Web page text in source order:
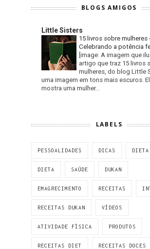
BLOGS AMIGOS
Little Sisters
15 livros sobre mulheres
Celebrando a potência
[image: A imagem que
artigo que traz 15 livros
mulheres, do blog Little
uma imagem em tons mais escuros.
mostra uma mulher...
LABELS
PESSOALIDADES DICAS DIETA
DIETA SAÚDE DUKAN
EMAGRECIMENTO RECEITAS
RECEITAS DUKAN VÍDEOS
ATIVIDADE FÍSICA PRODUTOS
RECEITAS DIET RECEITAS DOCES